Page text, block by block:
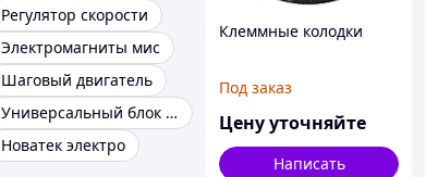
Регулятор скорости
Электромагниты мис
Шаговый двигатель
Универсальный блок защиты электродвигателей
Новатек электро
Клеммные колодки
Под заказ
Цену уточняйте
Написать